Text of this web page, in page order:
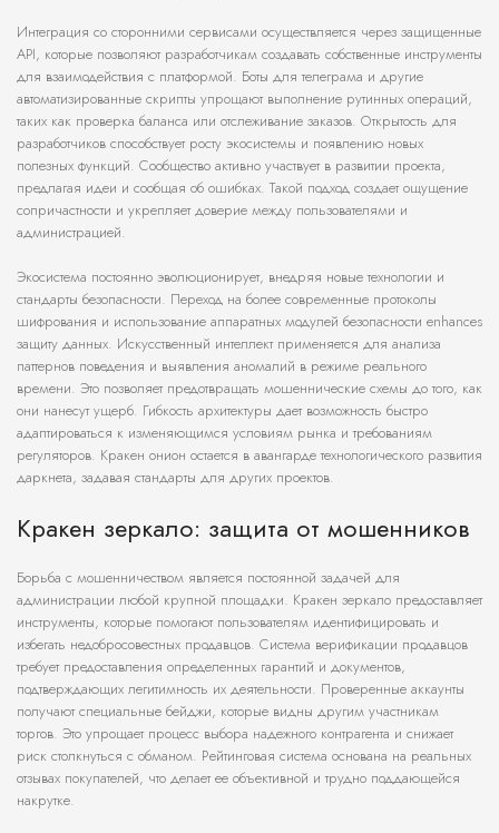
Интеграция со сторонними сервисами осуществляется через защищенные
API, которые позволяют разработчикам создавать собственные инструменты
для взаимодействия с платформой. Боты для телеграма и другие
автоматизированные скрипты упрощают выполнение рутинных операций,
таких как проверка баланса или отслеживание заказов. Открытость для
разработчиков способствует росту экосистемы и появлению новых
полезных функций. Сообщество активно участвует в развитии проекта,
предлагая идеи и сообщая об ошибках. Такой подход создает ощущение
сопричастности и укрепляет доверие между пользователями и
администрацией.
Экосистема постоянно эволюционирует, внедряя новые технологии и
стандарты безопасности. Переход на более современные протоколы
шифрования и использование аппаратных модулей безопасности enhances
защиту данных. Искусственный интеллект применяется для анализа
паттернов поведения и выявления аномалий в режиме реального
времени. Это позволяет предотвращать мошеннические схемы до того, как
они нанесут ущерб. Гибкость архитектуры дает возможность быстро
адаптироваться к изменяющимся условиям рынка и требованиям
регуляторов. Кракен онион остается в авангарде технологического развития
даркнета, задавая стандарты для других проектов.
Кракен зеркало: защита от мошенников
Борьба с мошенничеством является постоянной задачей для
администрации любой крупной площадки. Кракен зеркало предоставляет
инструменты, которые помогают пользователям идентифицировать и
избегать недобросовестных продавцов. Система верификации продавцов
требует предоставления определенных гарантий и документов,
подтверждающих легитимность их деятельности. Проверенные аккаунты
получают специальные бейджи, которые видны другим участникам
торгов. Это упрощает процесс выбора надежного контрагента и снижает
риск столкнуться с обманом. Рейтинговая система основана на реальных
отзывах покупателей, что делает ее объективной и трудно поддающейся
накрутке.